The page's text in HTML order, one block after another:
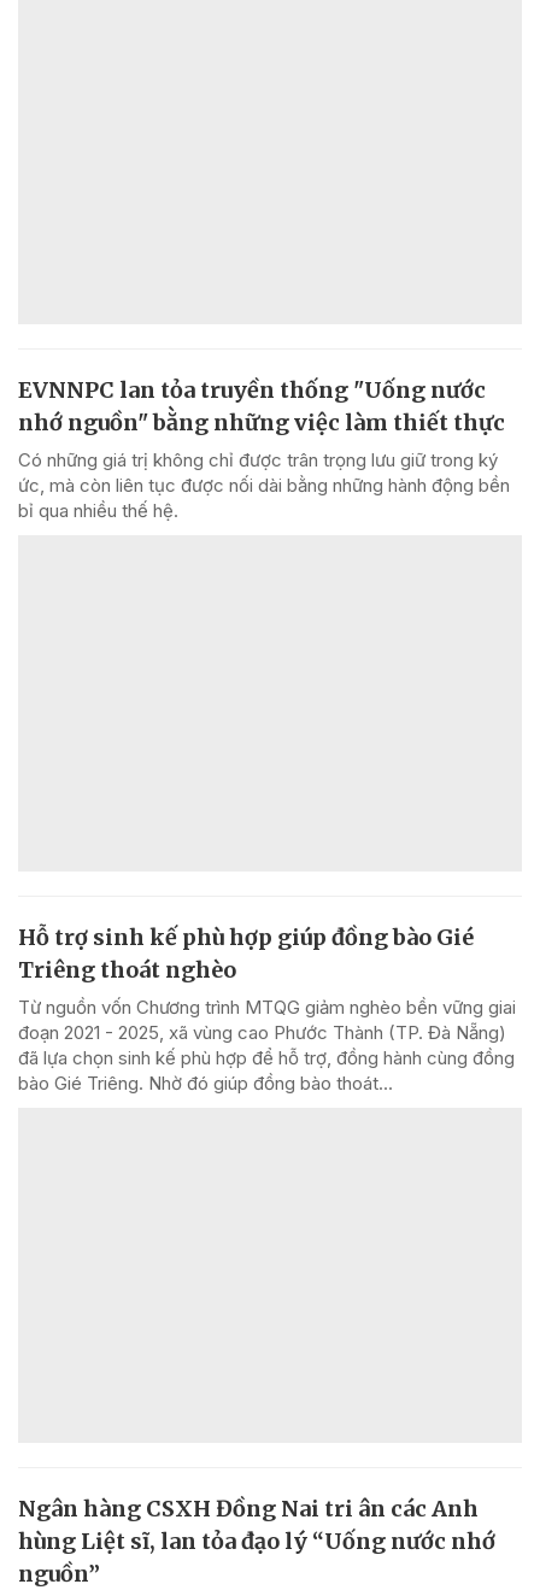
EVNNPC lan tỏa truyền thống "Uống nước
nhớ nguồn" bằng những việc làm thiết thực
Có những giá trị không chỉ được trân trọng lưu giữ trong ký
ức, mà còn liên tục được nối dài bằng những hành động bền
bỉ qua nhiều thế hệ.
Hỗ trợ sinh kế phù hợp giúp đồng bào Gié
Triêng thoát nghèo
Từ nguồn vốn Chương trình MTQG giảm nghèo bền vững giai
đoạn 2021 - 2025, xã vùng cao Phước Thành (TP. Đà Nẵng)
đã lựa chọn sinh kế phù hợp để hỗ trợ, đồng hành cùng đồng
bào Gié Triêng. Nhờ đó giúp đồng bào thoát...
Ngân hàng CSXH Đồng Nai tri ân các Anh
hùng Liệt sĩ, lan tỏa đạo lý “Uống nước nhớ
nguồn”